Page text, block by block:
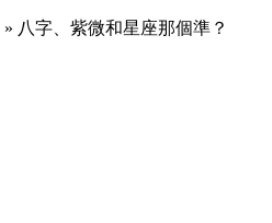
» 八字、紫微和星座那個準？